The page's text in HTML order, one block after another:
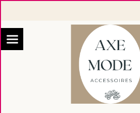
Panneau de gestion des cookies